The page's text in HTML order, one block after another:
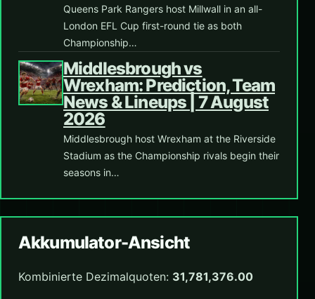
Queens Park Rangers host Millwall in an all-
London EFL Cup first-round tie as both
Championship…
Middlesbrough vs
Wrexham: Prediction, Team
News & Lineups | 7 August
2026
Middlesbrough host Wrexham at the Riverside
Stadium as the Championship rivals begin their
seasons in…
Akkumulator-Ansicht
Kombinierte Dezimalquoten: 31,781,376.00